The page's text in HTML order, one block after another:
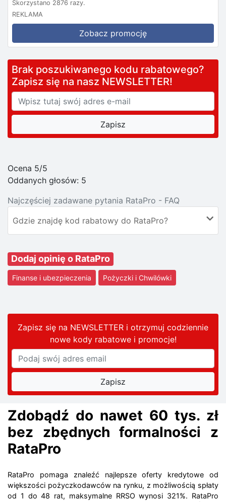
Skorzystano 2876 razy.
REKLAMA
Zobacz promocję
Brak poszukiwanego kodu rabatowego?
Zapisz się na nasz NEWSLETTER!
Ocena 5/5
Oddanych głosów: 5
Najczęściej zadawane pytania RataPro - FAQ
Gdzie znajdę kod rabatowy do RataPro?
Dodaj opinię o RataPro
Finanse i ubezpieczenia Pożyczki i Chwilówki
Zapisz się na NEWSLETTER i otrzymuj codziennie
nowe kody rabatowei promocje!
Zdobądź do nawet 60 tys. zł
bez zbędnych formalności z
RataPro
RataPro pomaga znaleźć najlepsze oferty kredytowe od
większości pożyczkodawców na rynku, z możliwością spłaty
od 1 do 48 rat, maksymalne RRSO wynosi 321%. RataPro